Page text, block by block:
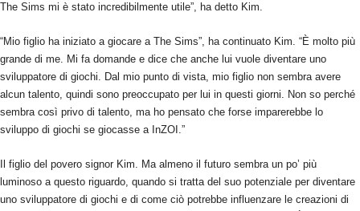
The Sims mi è stato incredibilmente utile”, ha detto Kim.
“Mio figlio ha iniziato a giocare a The Sims”, ha continuato Kim. “È molto più
grande di me. Mi fa domande e dice che anche lui vuole diventare uno
sviluppatore di giochi. Dal mio punto di vista, mio ​​figlio non sembra avere
alcun talento, quindi sono preoccupato per lui in questi giorni. Non so perché
sembra così privo di talento, ma ho pensato che forse imparerebbe lo
sviluppo di giochi se giocasse a InZOI.”
Il figlio del povero signor Kim. Ma almeno il futuro sembra un po’ più
luminoso a questo riguardo, quando si tratta del suo potenziale per diventare
uno sviluppatore di giochi e di come ciò potrebbe influenzare le creazioni di